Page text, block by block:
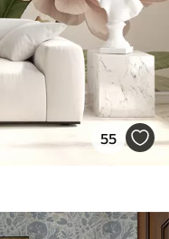
55